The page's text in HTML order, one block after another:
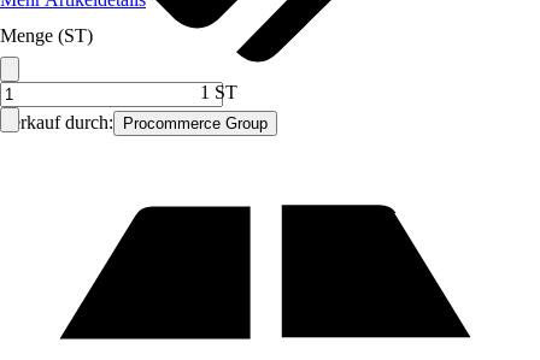
Verkauf durch: Procommerce Group
Menge (ST)
1 ST